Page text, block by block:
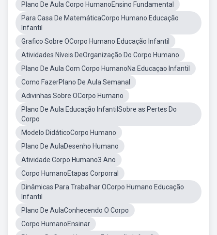
Plano De Aula Corpo HumanoEnsino Fundamental
Para Casa De MatemáticaCorpo Humano Educação
Infantil
Grafico Sobre OCorpo Humano Educação Infantil
Atividades Níveis DeOrganização Do Corpo Humano
Plano De Aula Com Corpo HumanoNa Educaçao Infantil
Como FazerPlano De Aula Semanal
Adivinhas Sobre OCorpo Humano
Plano De Aula Educação InfantilSobre as Pertes Do
Corpo
Modelo DidáticoCorpo Humano
Plano De AulaDesenho Humano
Atividade Corpo Humano3 Ano
Corpo HumanoEtapas Corporral
Dinâmicas Para Trabalhar OCorpo Humano Educação
Infantil
Plano De AulaConhecendo O Corpo
Corpo HumanoEnsinar